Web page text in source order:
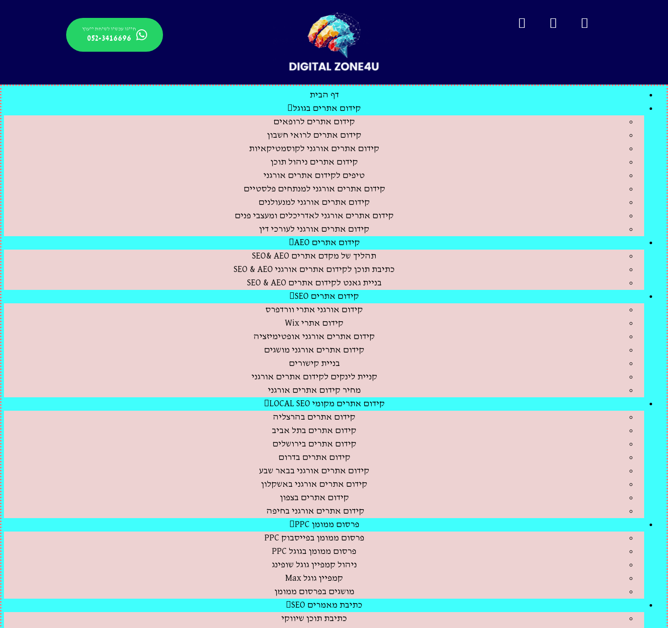
חייגו עכשיו לשיחת ייעוץ
052-3416696
דף הבית
קידום אתרים בגוגל
קידום אתרים לרופאים
קידום אתרים לרואי חשבון
קידום אתרים אורגני לקוסמטיקאיות
קידום אתרים ניהול תוכן
טיפים לקידום אתרים אורגני
קידום אתרים אורגני למנתחים פלסטיים
קידום אתרים אורגני למנעולנים
קידום אתרים אורגני לאדריכלים ומעצבי פנים
קידום אתרים אורגני לעורכי דין
קידום אתרים AEO
תהליך של מקדם אתרים SEO& AEO
כתיבת תוכן לקידום אתרים אורגני SEO & AEO
בניית גאנט לקידום אתרים SEO & AEO
קידום אתרים SEO
קידום אורגני אתרי וורדפרס
קידום אתרי Wix
קידום אתרים אורגני אופטימיזציה
קידום אתרים אורגני מושגים
בניית קישורים
קניית לינקים לקידום אתרים אורגני
מחיר קידום אתרים אורגני
קידום אתרים מקומי LOCAL SEO
קידום אתרים בהרצליה
קידום אתרים בתל אביב
קידום אתרים בירושלים
קידום אתרים בדרום
קידום אתרים אורגני בבאר שבע
קידום אתרים אורגני באשקלון
קידום אתרים בצפון
קידום אתרים אורגני בחיפה
פרסום ממומן PPC
פרסום ממומן בפייסבוק PPC
פרסום ממומן בגוגל PPC
ניהול קמפיין גוגל שופינג
קמפיין גוגל Max
מושגים בפרסום ממומן
כתיבת מאמרים SEO
כתיבת תוכן שיווקי